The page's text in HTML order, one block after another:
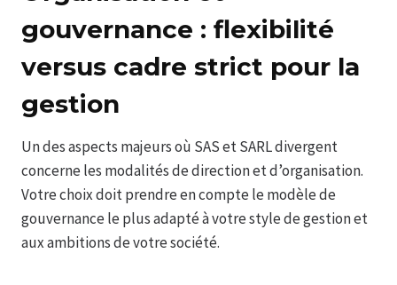
gouvernance : flexibilité
versus cadre strict pour la
gestion
Un des aspects majeurs où SAS et SARL divergent
concerne les modalités de direction et d’organisation.
Votre choix doit prendre en compte le modèle de
gouvernance le plus adapté à votre style de gestion et
aux ambitions de votre société.